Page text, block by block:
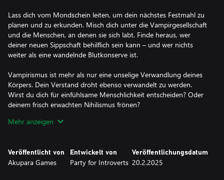
Lass dich vom Mondschein leiten, um dein nächstes Festmahl zu
planen und zu erkunden. Misch dich unter die Vampirgesellschaft
und die Menschen, an denen sie sich labt. Finde heraus, wer
deiner neuen Sippschaft behilflich sein kann – und wer nichts
weiter als eine wandelnde Blutkonserve ist.
Vampirismus ist mehr als nur eine unselige Verwandlung deines
Körpers. Dein Verstand droht ebenso verwandelt zu werden.
Wirst du dich für einfühlsame Menschlichkeit entscheiden? Oder
deinem frisch erwachten Nihilismus frönen?
Aber bevor du deine nächste Mahlzeit an einen ruhigen,
Kutscher? Ein überreiztes, frischgebackenes Ehepaar? Ein gieriger,
aber charmanter Scharlatan? Es liegt an dir, ihre Leben zu retten
Mehr anzeigen
Veröffentlicht von
Akupara Games
Entwickelt von
Party for Introverts
Veröffentlichungsdatum
20.2.2025